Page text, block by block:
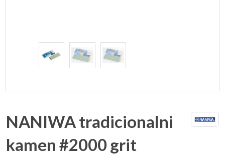
NANIWA tradicionalni
kamen #2000 grit